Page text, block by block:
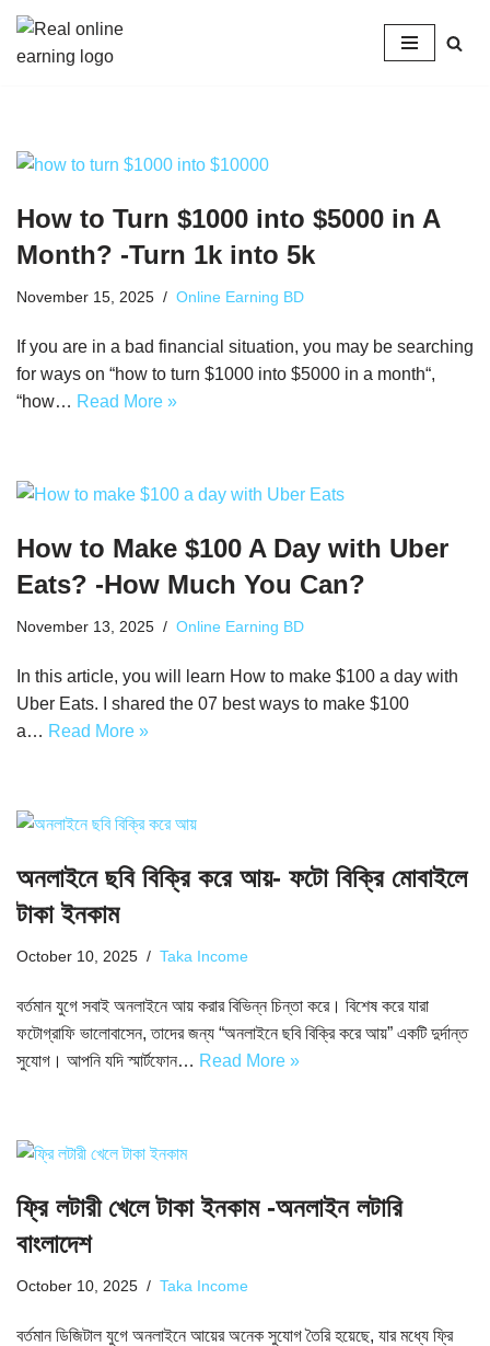
Skip
How to Turn $1000 into $5000 in A
Month? -Turn 1k into 5k
November 15, 2025 Online Earning BD
If you are in a bad financial situation, you may be searching
for ways on “how to turn $1000 into $5000 in a month“,
“how… Read More »
How to Make $100 A Day with Uber
Eats? -How Much You Can?
November 13, 2025 Online Earning BD
In this article, you will learn How to make $100 a day with
Uber Eats. I shared the 07 best ways to make $100
a… Read More »
অনলাইনে ছবি বিক্রি করে আয়- ফটো বিক্রি মোবাইলে
টাকা ইনকাম
October 10, 2025 Taka Income
বর্তমান যুগে সবাই অনলাইনে আয় করার বিভিন্ন চিন্তা করে। বিশেষ করে যারা
ফটোগ্রাফি ভালোবাসেন, তাদের জন্য “অনলাইনে ছবি বিক্রি করে আয়” একটি দুর্দান্ত
সুযোগ। আপনি যদি স্মার্টফোন… Read More »
ফ্রি লটারী খেলে টাকা ইনকাম -অনলাইন লটারি
বাংলাদেশ
October 10, 2025 Taka Income
বর্তমান ডিজিটাল যুগে অনলাইনে আয়ের অনেক সুযোগ তৈরি হয়েছে, যার মধ্যে ফ্রি